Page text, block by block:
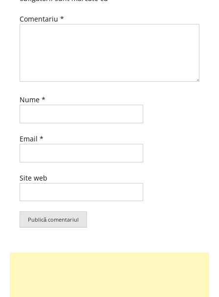
Comentariu *
Nume *
Email *
Site web